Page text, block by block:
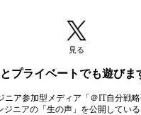
見る
プライベートでも遊びま
ニア参加型メディア「＠IT自分戦
ジニアの「生の声」を公開してい